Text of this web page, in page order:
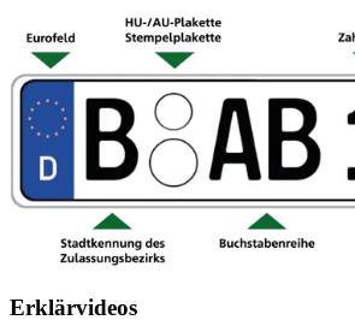
Erklärvideos